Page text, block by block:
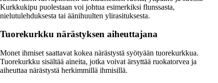
Kurkkukipu puolestaan voi johtua esimerkiksi flunssasta,
nielutulehduksesta tai äänihuulten ylirasituksesta.
Tuorekurkku närästyksen aiheuttajana
Monet ihmiset saattavat kokea närästystä syötyään tuorekurkkua.
Tuorekurkku sisältää aineita, jotka voivat ärsyttää ruokatorvea ja
aiheuttaa närästystä herkimmillä ihmisillä.